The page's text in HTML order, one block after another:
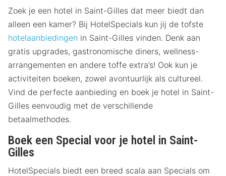
Zoek je een hotel in Saint-Gilles dat meer biedt dan
alleen een kamer? Bij HotelSpecials kun jij de tofste
hotelaanbiedingen in Saint-Gilles vinden. Denk aan
gratis upgrades, gastronomische diners, wellness-
arrangementen en andere toffe extra’s! Ook kun je
activiteiten boeken, zowel avontuurlijk als cultureel.
Vind de perfecte aanbieding en boek je hotel in Saint-
Gilles eenvoudig met de verschillende
betaalmethodes.
Boek een Special voor je hotel in Saint-
Gilles
HotelSpecials biedt een breed scala aan Specials om